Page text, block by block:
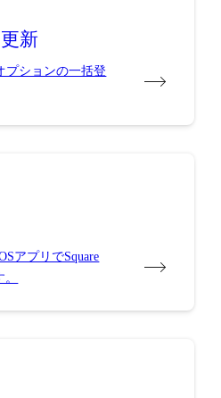
新
プションの一括登
アプリでSquare